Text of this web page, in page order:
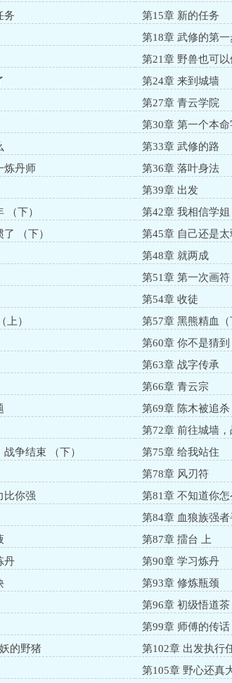
务
第15章 新的任务
第18章 武修的第一
第21章 野兽也可以
第24章 来到城墙
第27章 青云学院
第30章 第一个本命
第33章 武修的路
炼丹师
第36章 落叶身法
第39章 出发
（下）
第42章 我相信学姐
（下）
第45章 自己还是太
第48章 就两成
第51章 第一次画符
第54章 收徒
上）
第57章 黑熊精血（
第60章 你不是猜到
第63章 战字传承
第66章 青云宗
第69章 陈木被追杀
第72章 前往城墙，
争结束 （下）
第75章 给我站住
第78章 风刃符
比你强
第81章 不知道你
第84章 血狼族强者
第87章 擂台 上
丹
第90章 学习炼丹
第93章 修炼瓶颈
第96章 初级悟道茶
第99章 师傅的传话
的野猪
第102章 出发执行
第105章 野心还真